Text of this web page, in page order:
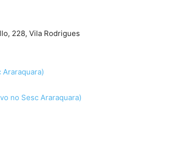
228, Vila Rodrigues
Araraquara)
no Sesc Araraquara)